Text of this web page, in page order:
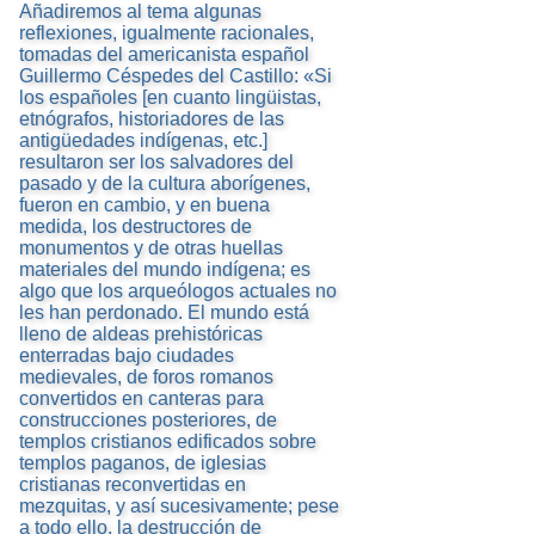
Añadiremos al tema algunas
reflexiones, igualmente racionales,
tomadas del americanista español
Guillermo Céspedes del Castillo: «Si
los españoles [en cuanto lingüistas,
etnógrafos, historiadores de las
antigüedades indígenas, etc.]
resultaron ser los salvadores del
pasado y de la cultura aborígenes,
fueron en cambio, y en buena
medida, los destructores de
monumentos y de otras huellas
materiales del mundo indígena; es
algo que los arqueólogos actuales no
les han perdonado. El mundo está
lleno de aldeas prehistóricas
enterradas bajo ciudades
medievales, de foros romanos
convertidos en canteras para
construcciones posteriores, de
templos cristianos edificados sobre
templos paganos, de iglesias
cristianas reconvertidas en
mezquitas, y así sucesivamente; pese
a todo ello, la destrucción de